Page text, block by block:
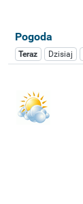
Pogoda
Teraz Dzisiaj